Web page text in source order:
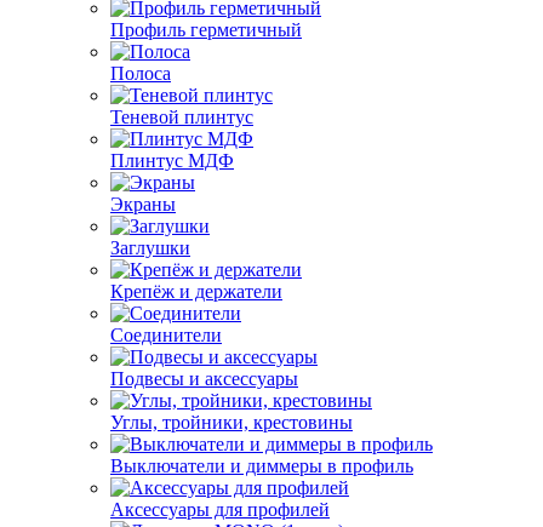
Профиль герметичный
Полоса
Теневой плинтус
Плинтус МДФ
Экраны
Заглушки
Крепёж и держатели
Соединители
Подвесы и аксессуары
Углы, тройники, крестовины
Выключатели и диммеры в профиль
Аксессуары для профилей